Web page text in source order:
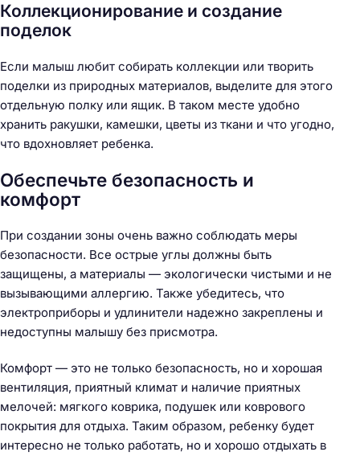
Коллекционирование и создание
поделок
Если малыш любит собирать коллекции или творить
поделки из природных материалов, выделите для этого
отдельную полку или ящик. В таком месте удобно
хранить ракушки, камешки, цветы из ткани и что угодно,
что вдохновляет ребенка.
Обеспечьте безопасность и
комфорт
При создании зоны очень важно соблюдать меры
безопасности. Все острые углы должны быть
защищены, а материалы — экологически чистыми и не
вызывающими аллергию. Также убедитесь, что
электроприборы и удлинители надежно закреплены и
недоступны малышу без присмотра.
Комфорт — это не только безопасность, но и хорошая
вентиляция, приятный климат и наличие приятных
мелочей: мягкого коврика, подушек или коврового
покрытия для отдыха. Таким образом, ребенку будет
интересно не только работать, но и хорошо отдыхать в